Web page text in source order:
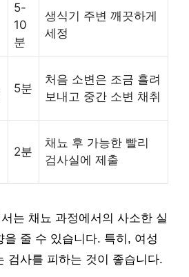
5-
10
분
생식기 주변 깨끗하게
세정
5분
처음 소변은 조금 흘려
보내고 중간 소변 채취
2분
채뇨 후 가능한 빨리
검사실에 제출
는 채뇨 과정에서의 사소한 실
을 줄 수 있습니다. 특히, 여성
검사를 피하는 것이 좋습니다.